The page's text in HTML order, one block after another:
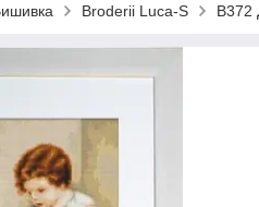
Broderii Luca-S B372